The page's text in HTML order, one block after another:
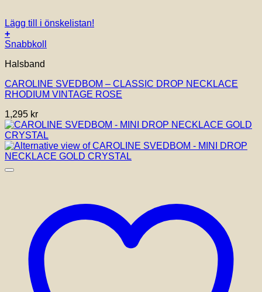
Lägg till i önskelistan!
+
Snabbkoll
Halsband
CAROLINE SVEDBOM – CLASSIC DROP NECKLACE
RHODIUM VINTAGE ROSE
1,295 kr